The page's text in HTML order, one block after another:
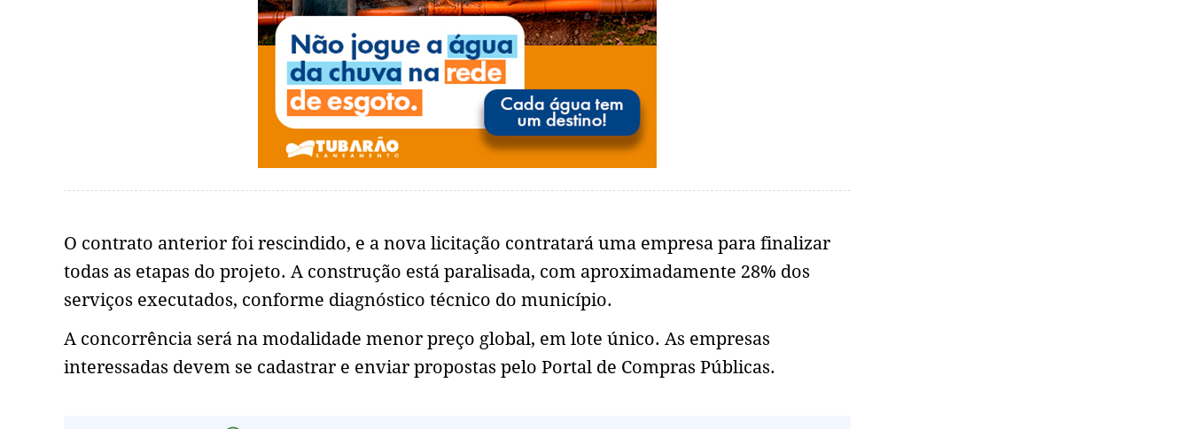
O contrato anterior foi rescindido, e a nova licitação contratará uma empresa para finalizar
todas as etapas do projeto. A construção está paralisada, com aproximadamente 28% dos
serviços executados, conforme diagnóstico técnico do município.
A concorrência será na modalidade menor preço global, em lote único. As empresas
interessadas devem se cadastrar e enviar propostas pelo Portal de Compras Públicas.